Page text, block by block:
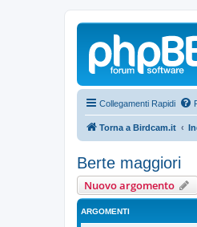
Collegamenti Rapidi
Torna a Birdcam.it
Berte maggiori
Nuovo argomento
ARGOMENTI